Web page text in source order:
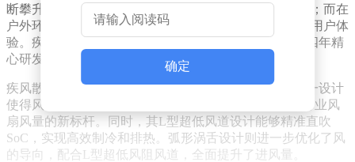
断攀升，散热已成为制约手机性能持续释放的关键因素；而在
户外环境下，太阳辐射使得被动散热几乎无法有效改善用户体
验。疾风散热引擎正是OPPO针对这一需求痛点，历经四年精
心研发而成的主动散热解决方案。
疾风散热引擎采用了创新的L型背进侧出鳍片设计，这一设计
使得风量相比传统手机风扇提升了120%，树立了手机行业风
扇风量的新标杆。同时，其L型超低风道设计能够精准直吹
SoC，实现高效制冷和排热。弧形涡舌设计则进一步优化了风
的导向，配合L型超低风阻风道，全面提升了进风量。
确定